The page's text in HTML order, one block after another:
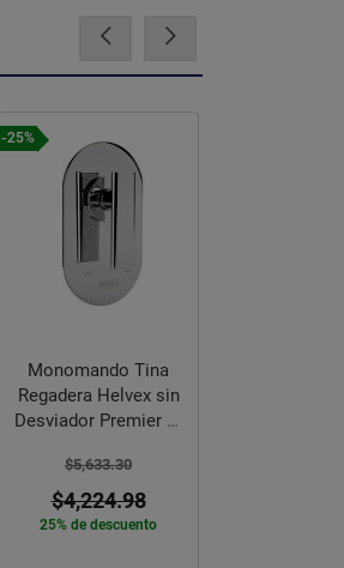
-25%
Monomando Tina
Regadera Helvex sin
Desviador Premier E-
$5,633.30
$4,224.98
25% de descuento